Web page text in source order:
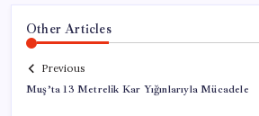
Other Articles
Previous
Muş’ta 13 Metrelik Kar Yığınlarıyla Mücadele